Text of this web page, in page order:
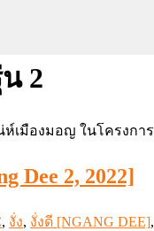
2
Dee 2, 2022]
, งั่ง, งั่งดี [NGANG DEE],